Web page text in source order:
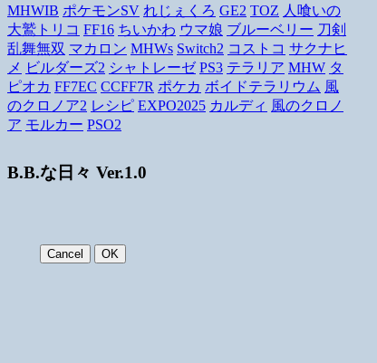
MHWIB ポケモンSV れじぇくろ GE2 TOZ 人喰いの
大鷲トリコ FF16 ちいかわ ウマ娘 ブルーベリー 刀剣
乱舞無双 マカロン MHWs Switch2 コストコ サクナヒ
メ ビルダーズ2 シャトレーゼ PS3 テラリア MHW タ
ピオカ FF7EC CCFF7R ポケカ ボイドテラリウム 風
のクロノア2 レシピ EXPO2025 カルディ 風のクロノ
ア モルカー PSO2
B.B.な日々 Ver.1.0